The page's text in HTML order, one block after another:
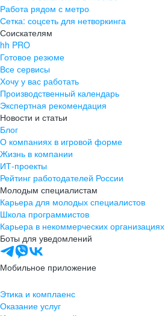
Работа рядом с метро
Сетка: соцсеть для нетворкинга
Соискателям
hh PRO
Готовое резюме
Все сервисы
Хочу у вас работать
Производственный календарь
Экспертная рекомендация
Новости и статьи
Блог
О компаниях в игровой форме
Жизнь в компании
ИТ-проекты
Рейтинг работодателей России
Молодым специалистам
Карьера для молодых специалистов
Школа программистов
Карьера в некоммерческих организациях
Боты для уведомлений
Мобильное приложение
Этика и комплаенс
Оказание услуг